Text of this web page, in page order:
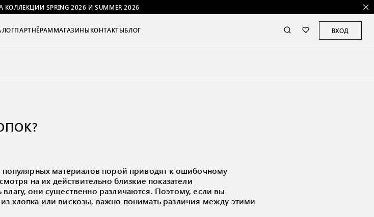
SPRING 2026 И SUMMER 2026
ПАРТНЁРАММАГАЗИНЫКОНТАКТЫБЛОГ ВХОД
популярных материалов порой приводят к ошибочному
на их действительно близкие показатели
они существенно различаются. Поэтому, если вы
хлопка или вискозы, важно понимать различия между этими